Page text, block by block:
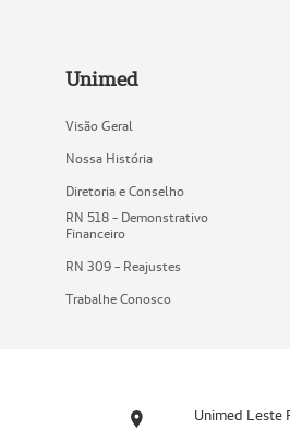
Unimed
Visão Geral
Nossa História
Diretoria e Conselho
RN 518 - Demonstrativo
Financeiro
RN 309 - Reajustes
Trabalhe Conosco
Unimed Leste